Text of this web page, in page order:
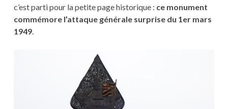
c’est parti pour la petite page historique : ce monument
commémore l’attaque générale surprise du 1er mars
1949.